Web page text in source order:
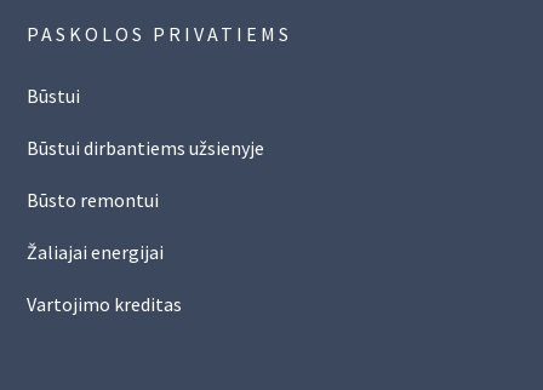
PASKOLOS PRIVATIEMS
Būstui
Būstui dirbantiems užsienyje
Būsto remontui
Žaliajai energijai
Vartojimo kreditas